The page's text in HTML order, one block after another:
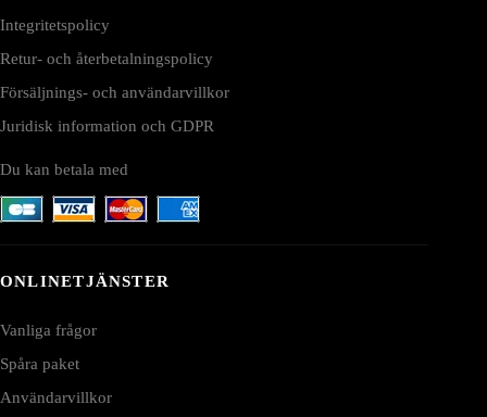
Integritetspolicy
Retur- och återbetalningspolicy
Försäljnings- och användarvillkor
Juridisk information och GDPR
Du kan betala med
ONLINETJÄNSTER
Vanliga frågor
Spåra paket
Användarvillkor